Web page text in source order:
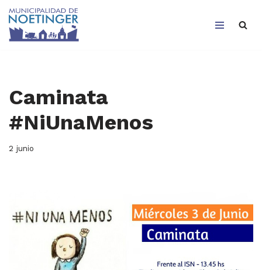
Saltar
Caminata
#NiUnaMenos
2 junio